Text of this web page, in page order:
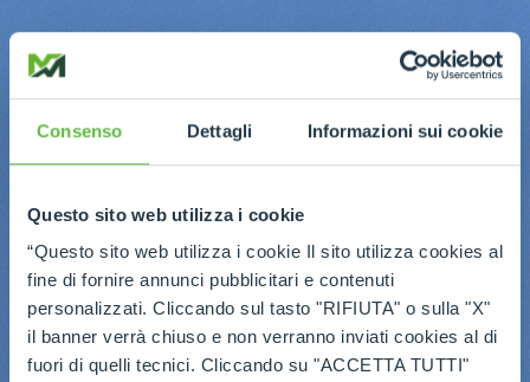
Consenso Dettagli Informazioni sui cookie
Questo sito web utilizza i cookie
“Questo sito web utilizza i cookie Il sito utilizza cookies al
fine di fornire annunci pubblicitari e contenuti
personalizzati. Cliccando sul tasto "RIFIUTA" o sulla "X"
il banner verrà chiuso e non verranno inviati cookies al di
fuori di quelli tecnici. Cliccando su "ACCETTA TUTTI"